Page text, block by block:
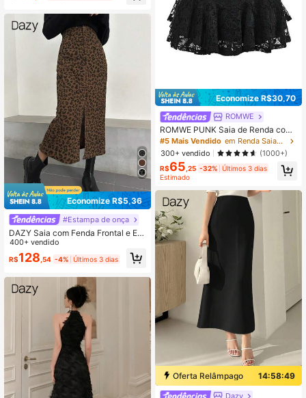
Economize R$5,36
#Estampa de onça
DAZY Saia com Fenda Frontal e Est
ampa de Leopardo para Mulheres,
Outono
400+ vendido
R$128 ,54 -4% Últimos 3 dias
Economize R$30,70
ROMWE
ROMWE PUNK Saia de Renda com
Bainha Balonê, Escola
#5 Mais Vendido
em Renda Saias Femininas
300+ vendido
(1000+)
R$65 ,25 -32% Últimos 3 dias
Estimado
Oferta Relâmpago 14:58:48
Dazy